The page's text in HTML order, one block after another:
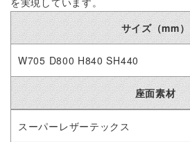
サイズ（mm）
W705 D800 H840 SH440
座面素材
スーパーレザーテックス